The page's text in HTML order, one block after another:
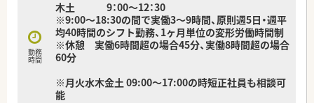
勤務
時間
木土 9：00～12：30
※9:00～18:30の間で実働3～9時間、原則週5日・週平
均40時間のシフト勤務、1ヶ月単位の変形労働時間制
※休憩 実働6時間超の場合45分、実働8時間超の場合
60分
※月火水木金土 09:00～17:00の時短正社員も相談可
能